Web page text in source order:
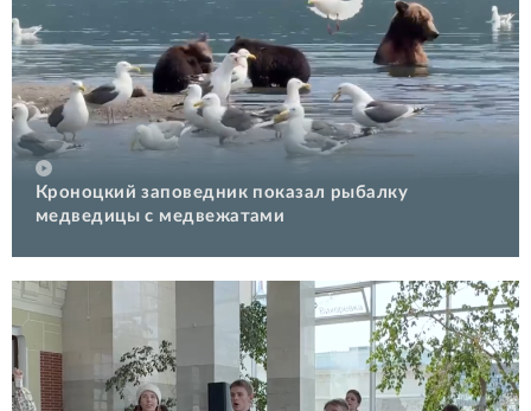
Кроноцкий заповедник показал рыбалку
медведицы с медвежатами